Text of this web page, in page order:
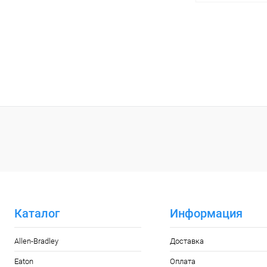
Каталог
Allen-Bradley
Eaton
Информация
Доставка
Оплата